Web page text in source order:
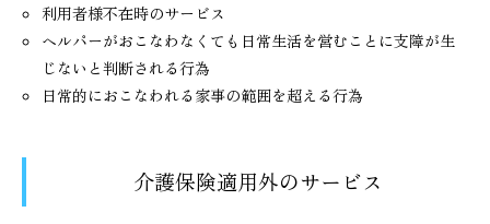
利用者様不在時のサービス
ヘルパーがおこなわなくても日常生活を営むことに支障が生
じないと判断される行為
日常的におこなわれる家事の範囲を超える行為
介護保険適用外のサービス